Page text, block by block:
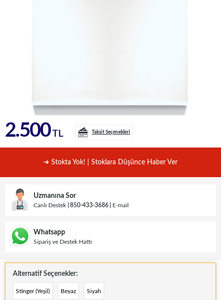
2.500TL Taksit Seçenekleri
➜ Stokta Yok! | Stoklara Düşünce Haber Ver
Uzmanına Sor
Canlı Destek 850-433-3686 E-mail
Whatsapp
Sipariş ve Destek Hattı
Alternatif Seçenekler:
Stinger (Yeşil) Beyaz Siyah